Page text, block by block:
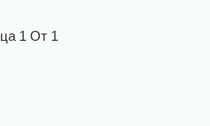
1 От 1